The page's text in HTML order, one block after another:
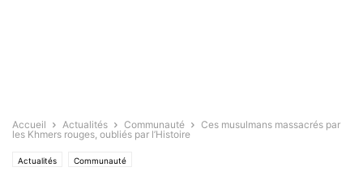
Accueil Actualités Communauté
Ces musulmans massacrés par
les Khmers rouges, oubliés par l’Histoire
Actualités Communauté